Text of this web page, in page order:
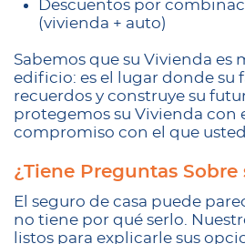
Descuentos por
(vivienda + auto)
Sabemos que su Vivienda es
edificio: es el lugar donde su
recuerdos y construye su
protegemos su Vivienda con
compromiso con el que
¿Tiene Preguntas Sobre
El seguro de casa puede
no tiene por qué serlo.
listos para explicarle sus